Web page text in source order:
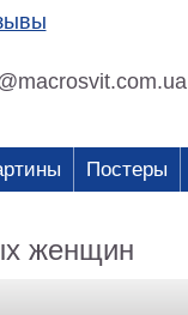
Постеры
женщин